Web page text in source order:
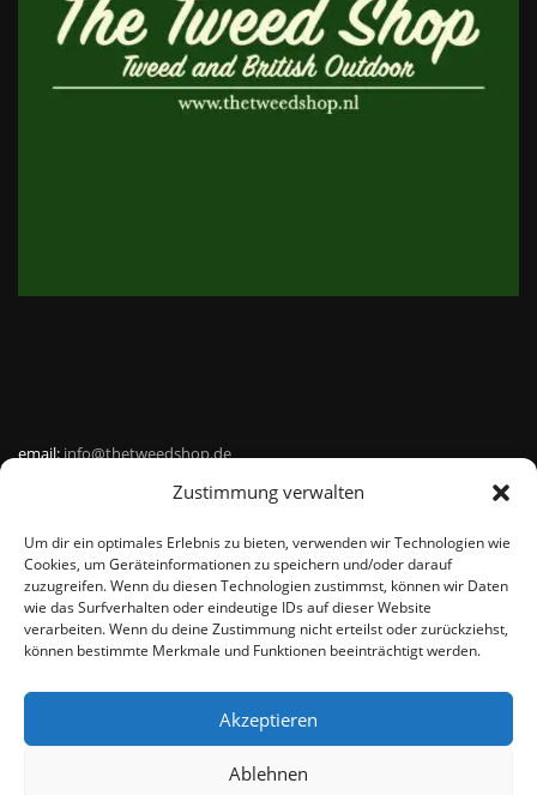
Zustimmung verwalten
Um dir ein optimales Erlebnis zu bieten, verwenden wir Technologien wie
Cookies, um Geräteinformationen zu speichern und/oder darauf
zuzugreifen. Wenn du diesen Technologien zustimmst, können wir Daten
wie das Surfverhalten oder eindeutige IDs auf dieser Website
verarbeiten. Wenn du deine Zustimmung nicht erteilst oder zurückziehst,
können bestimmte Merkmale und Funktionen beeinträchtigt werden.
Akzeptieren
Ablehnen
email:info@thetweedshop.de
Kvk Nummer: 88959732
MWSnr: NL864836247B01
© THEMEISLE, ALL RIGHTS RESERVED